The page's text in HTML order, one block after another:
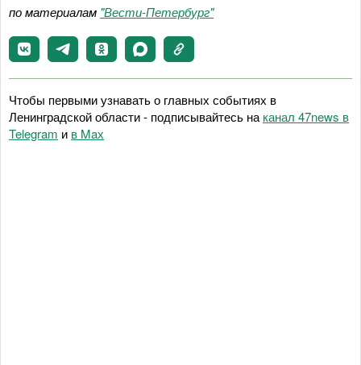
по материалам "Вести-Петербург"
Чтобы первыми узнавать о главных событиях в
Ленинградской области - подписывайтесь на канал 47news в
Telegram и в Maх